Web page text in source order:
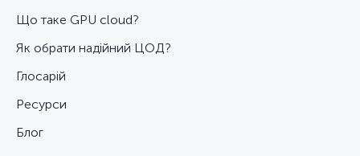
Що таке GPU cloud?
Як обрати надійний ЦОД?
Глосарій
Ресурси
Блог